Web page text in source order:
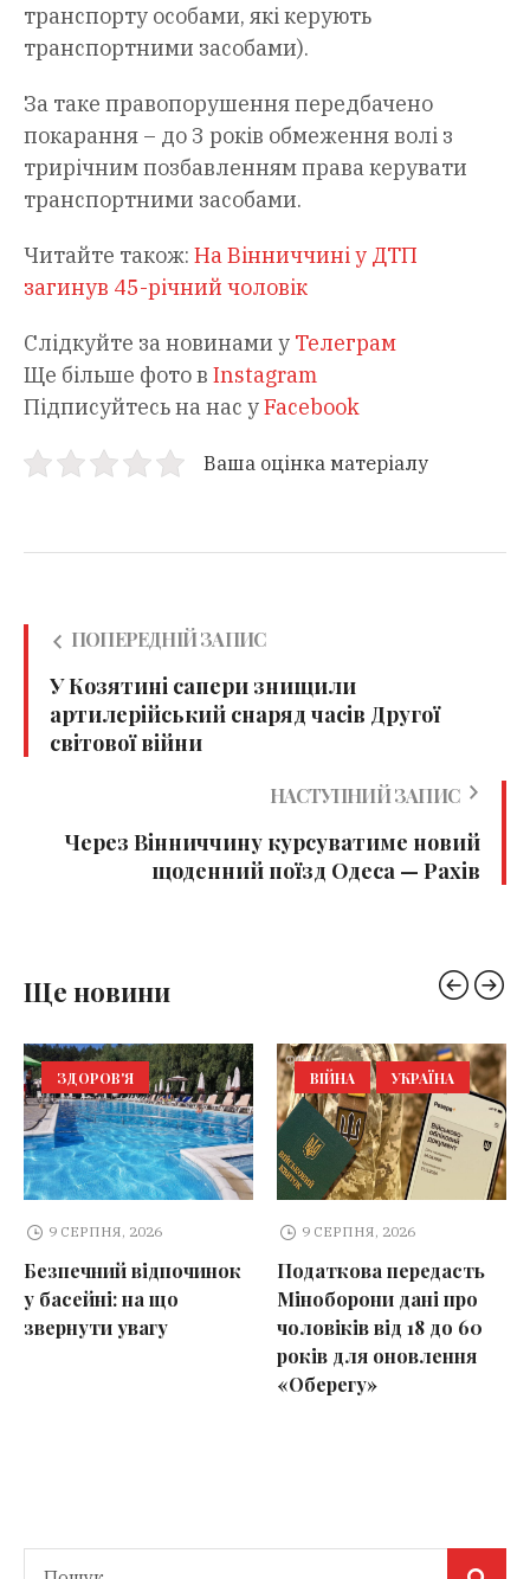
транспорту особами, які керують
транспортними засобами).
За таке правопорушення передбачено
покарання – до 3 років обмеження волі з
трирічним позбавленням права керувати
транспортними засобами.
Читайте також: На Вінниччині у ДТП
загинув 45-річний чоловік
Слідкуйте за новинами у Телеграм
Ще більше фото в Instagram
Підписуйтесь на нас уFacebook
Ваша оцінка матеріалу
ПОПЕРЕДНІЙ ЗАПИС
У Козятині сапери знищили
артилерійський снаряд часів Другої
світової війни
НАСТУПНИЙ ЗАПИС
Через Вінниччину курсуватиме новий
щоденний поїзд Одеса — Рахів
Ще новини
ЗДОРОВ'Я
9 СЕРПНЯ, 2026
Безпечний відпочинок
у басейні: на що
звернути увагу
ВІЙНА УКРАЇНА
9 СЕРПНЯ, 2026
Податкова передасть
Міноборони дані про
чоловіків від 18 до 60
років для оновлення
«Оберегу»